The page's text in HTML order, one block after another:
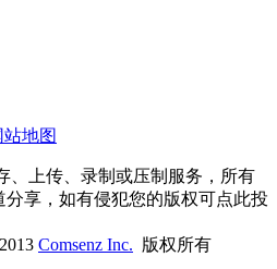
站地图
、上传、录制或压制服务，所有
享，如有侵犯您的版权可点此投
Comsenz Inc. 版权所有